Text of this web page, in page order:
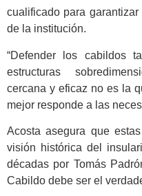
cualificado para
de la institución.
“Defender los cabildos
estructuras
cercana y eficaz no es la
mejor responde a las
Acosta asegura que
visión histórica del
décadas por Tomás
Cabildo debe ser el